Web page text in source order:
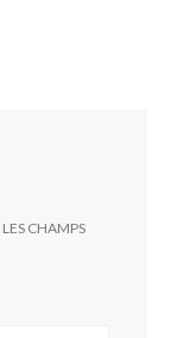
LES CHAMPS